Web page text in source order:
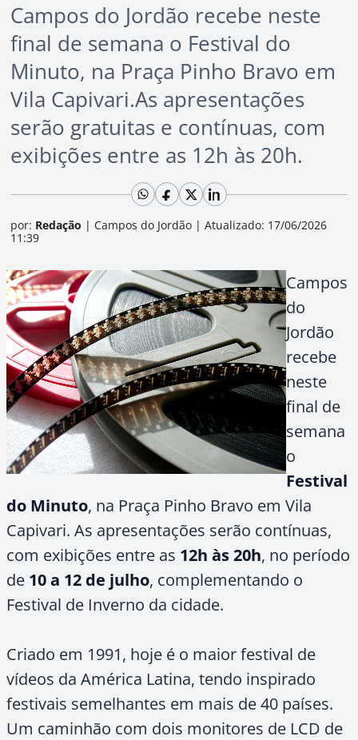
Campos do Jordão recebe neste
final de semana o Festival do
Minuto, na Praça Pinho Bravo em
Vila Capivari.As apresentações
serão gratuitas e contínuas, com
exibições entre as 12h às 20h.
por: Redação | Campos do Jordão | Atualizado: 17/06/2026
11:39
Campos
do
Jordão
recebe
neste
final de
semana
o
Festival
do Minuto, na Praça Pinho Bravo em Vila
Capivari. As apresentações serão contínuas,
com exibições entre as 12h às 20h, no período
de 10 a 12 de julho, complementando o
Festival de Inverno da cidade.
Criado em 1991, hoje é o maior festival de
vídeos da América Latina, tendo inspirado
festivais semelhantes em mais de 40 países.
Um caminhão com dois monitores de LCD de